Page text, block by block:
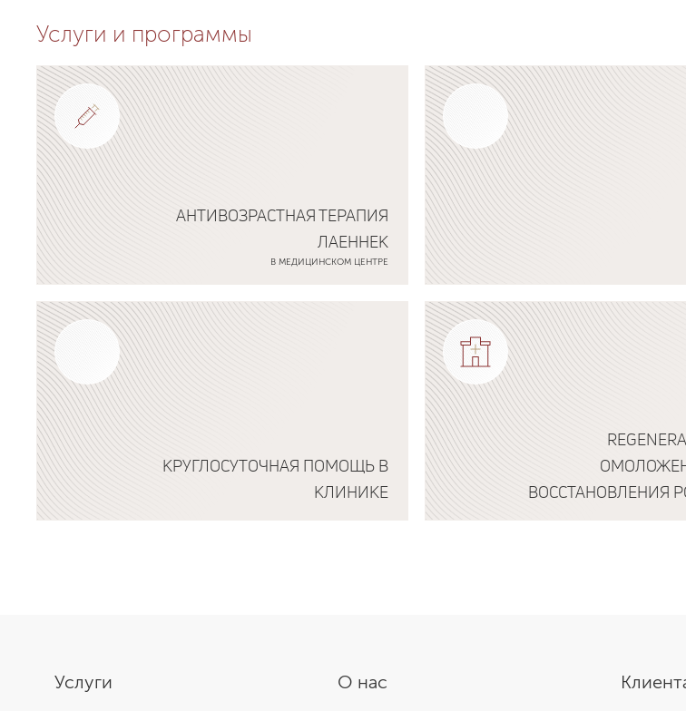
Услуги и программы
АНТИВОЗРАСТНАЯ ТЕРАПИЯ
ЛАЕННЕК
В МЕДИЦИНСКОМ ЦЕНТРЕ
Подробнее о программе Подробнее о программе
КРУГЛОСУТОЧНАЯ ПОМОЩЬ В
КЛИНИКЕ
ВОССТАНОВЛЕНИЯ
О нас
Услуги